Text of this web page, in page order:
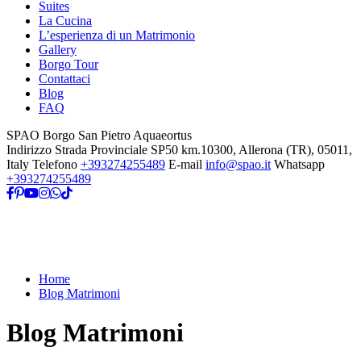
Suites
La Cucina
L’esperienza di un Matrimonio
Gallery
Borgo Tour
Contattaci
Blog
FAQ
SPAO Borgo San Pietro Aquaeortus
Indirizzo Strada Provinciale SP50 km.10300, Allerona (TR), 05011,
Italy Telefono +393274255489 E-mail info@spao.it Whatsapp
+393274255489
Home
Blog Matrimoni
Blog Matrimoni